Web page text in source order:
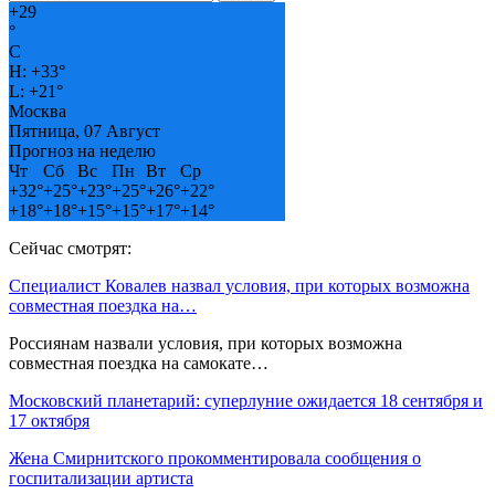
+29
°
C
H: +33°
L: +21°
Москва
Пятница, 07 Август
Прогноз на неделю
Чт
Сб Вс Пн Вт
Ср
+32°+25°+23°+25°+26°+22°
+18°+18°+15°+15°+17°+14°
Сейчас смотрят:
Специалист Ковалев назвал условия, при которых возможна
совместная поездка на…
Россиянам назвали условия, при которых возможна
совместная поездка на самокате…
Московский планетарий: суперлуние ожидается 18 сентября и
17 октября
Жена Смирнитского прокомментировала сообщения о
госпитализации артиста